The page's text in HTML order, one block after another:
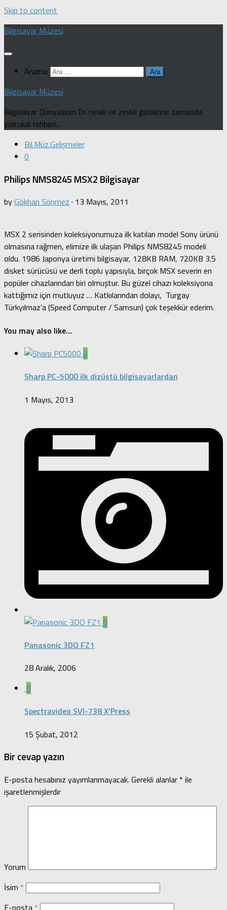
Skip to content
Bilgisayar Müzesi
Arama:
Bilgisayar Müzesi
Bilgisayar Dünyasının En renkli ve zevkli günlerine zamanda
yolculuk rehberi...
Bil.Müz.Gelişmeler
0
Philips NMS8245 MSX2 Bilgisayar
byGökhan Sönmez · 13 Mayıs, 2011
MSX 2 serisinden koleksiyonumuza ilk katılan model Sony ürünü
olmasına rağmen, elimize ilk ulaşan Philips NMS8245 modeli
oldu. 1986 Japonya üretimi bilgisayar, 128KB RAM, 720KB 3.5
disket sürücüsü ve derli toplu yapısıyla, birçok MSX severin en
popüler cihazlarından biri olmuştur. Bu güzel cihazı koleksiyona
kattığımız için mutluyuz … Katkılarından dolayı, Turgay
Türkyılmaz’a (Speed Computer / Samsun) çok teşekkür ederim.
You may also like...
0
Sharp PC-5000 ilk dizüstü bilgisayarlardan
1 Mayıs, 2013
0
Panasonic 3DO FZ1
28 Aralık, 2006
0
Spectravideo SVI-738 X’Press
15 Şubat, 2012
Bir cevap yazın
E-posta hesabınız yayımlanmayacak. Gerekli alanlar * ile
işaretlenmişlerdir
Yorum
İsim *
E-posta *